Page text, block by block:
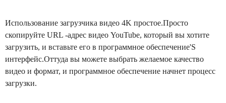
Использование загрузчика видео 4K простое.Просто
скопируйте URL -адрес видео YouTube, который вы хотите
загрузить, и вставьте его в программное обеспечение'S
интерфейс.Оттуда вы можете выбрать желаемое качество
видео и формат, и программное обеспечение начнет процесс
загрузки.